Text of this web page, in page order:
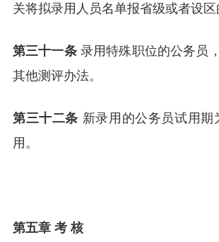
关将拟录用人员名单报省级或者设
第三十一条录用特殊职位的公务员
其他测评办法。
第三十二条 新录用的公务员试用
用。
第五章 考 核